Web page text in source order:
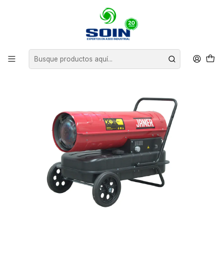
CLIMATIZACION TURBO CALEFACTORES
TURBOCALEFACTOR DIÉSEL 50KW